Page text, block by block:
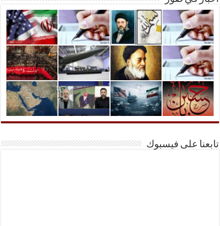
تابعنا على فيسبوك